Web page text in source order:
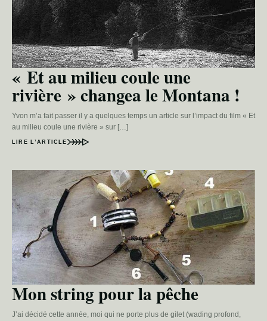
« Et au milieu coule une
rivière » changea le Montana !
Yvon m’a fait passer il y a quelques temps un article sur l’impact du film « Et
au milieu coule une rivière » sur […]
LIRE L’ARTICLE
Mon string pour la pêche
J’ai décidé cette année, moi qui ne porte plus de gilet (wading profond,